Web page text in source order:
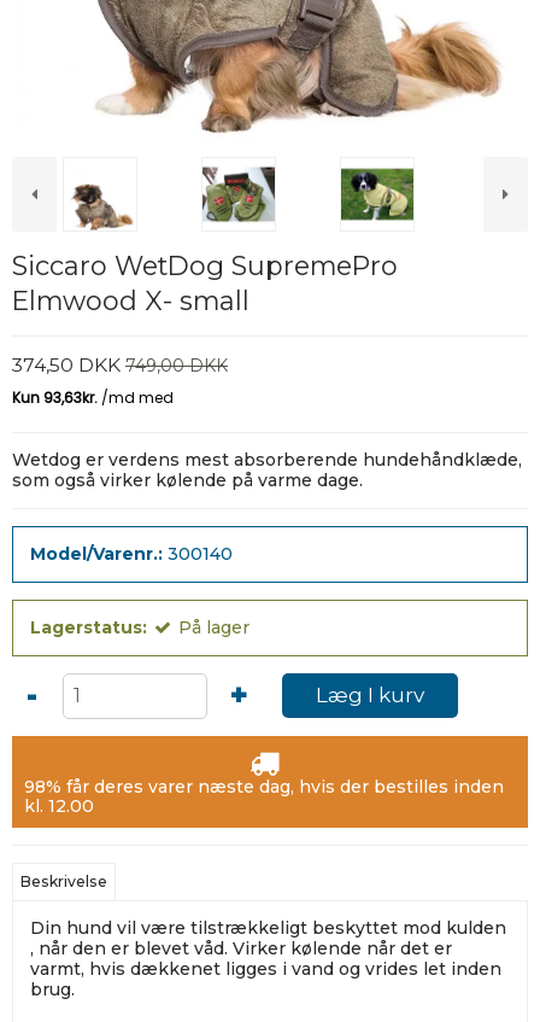
Siccaro WetDog SupremePro
Elmwood X- small
374,50 DKK 749,00 DKK
Wetdog er verdens mest absorberende hundehåndklæde,
som også virker kølende på varme dage.
Model/Varenr.: 300140
Lagerstatus: På lager
- + Læg I kurv
98% får deres varer næste dag, hvis der bestilles inden
kl. 12.00
Beskrivelse
Din hund vil være tilstrækkeligt beskyttet mod kulden
, når den er blevet våd. Virker kølende når det er
varmt, hvis dækkenet ligges i vand og vrides let inden
brug.